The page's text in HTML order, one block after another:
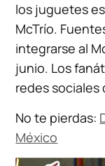
los juguetes
McTrío.
integrarse al
junio. Los
redes sociales
No te pierdas:
México